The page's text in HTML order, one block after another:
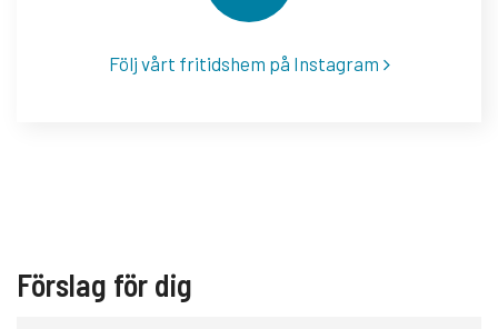
Följ vårt fritidshem på Instagram
Förslag för dig